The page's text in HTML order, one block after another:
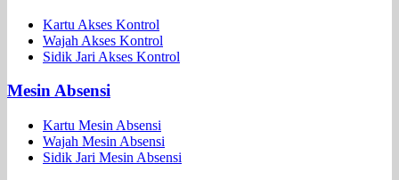
Kartu Akses Kontrol
Wajah Akses Kontrol
Sidik Jari Akses Kontrol
Mesin Absensi
Kartu Mesin Absensi
Wajah Mesin Absensi
Sidik Jari Mesin Absensi